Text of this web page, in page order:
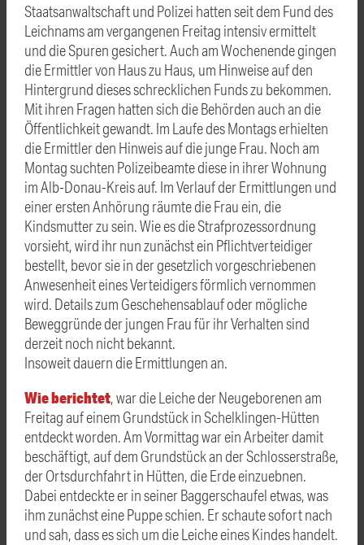
Staatsanwaltschaft und Polizei hatten seit dem Fund des
Leichnams am vergangenen Freitag intensiv ermittelt
und die Spuren gesichert. Auch am Wochenende gingen
die Ermittler von Haus zu Haus, um Hinweise auf den
Hintergrund dieses schrecklichen Funds zu bekommen.
Mit ihren Fragen hatten sich die Behörden auch an die
Öffentlichkeit gewandt. Im Laufe des Montags erhielten
die Ermittler den Hinweis auf die junge Frau. Noch am
Montag suchten Polizeibeamte diese in ihrer Wohnung
im Alb-Donau-Kreis auf. Im Verlauf der Ermittlungen und
einer ersten Anhörung räumte die Frau ein, die
Kindsmutter zu sein. Wie es die Strafprozessordnung
vorsieht, wird ihr nun zunächst ein Pflichtverteidiger
bestellt, bevor sie in der gesetzlich vorgeschriebenen
Anwesenheit eines Verteidigers förmlich vernommen
wird. Details zum Geschehensablauf oder mögliche
Beweggründe der jungen Frau für ihr Verhalten sind
derzeit noch nicht bekannt.
Insoweit dauern die Ermittlungen an.
Wie berichtet, war die Leiche der Neugeborenen am
Freitag auf einem Grundstück in Schelklingen-Hütten
entdeckt worden. Am Vormittag war ein Arbeiter damit
beschäftigt, auf dem Grundstück an der Schlosserstraße,
der Ortsdurchfahrt in Hütten, die Erde einzuebnen.
Dabei entdeckte er in seiner Baggerschaufel etwas, was
ihm zunächst eine Puppe schien. Er schaute sofort nach
und sah, dass es sich um die Leiche eines Kindes handelt.